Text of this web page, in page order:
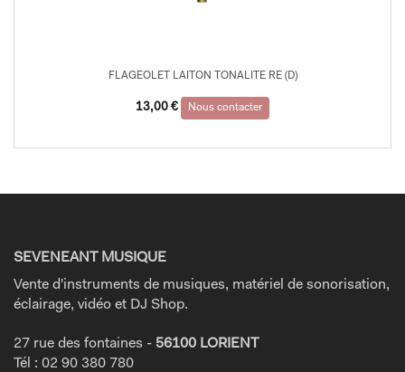
FLAGEOLET LAITON TONALITE RE (D)
13,00 € Nous contacter
SEVENEANT MUSIQUE
Vente d'instruments de musiques, matériel de sonorisation,
éclairage, vidéo et DJ Shop.
27 rue des fontaines - 56100 LORIENT
Tél : 02 90 380 780